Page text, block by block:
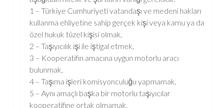
1 – Türkiye Cumhuriyeti vatandaşı ve medeni hakları
kullanma ehliyetine sahip gerçek kişi veya kamu ya da
özel hukuk tüzel kişisi olmak,
2 – Taşıyıcılık işi ile iştigal etmek,
3 – Kooperatifin amacına uygun motorlu aracı
bulunmak,
4 – Taşıma işleri komisyonculuğu yapmamak,
5 – Aynı amaçlı başka bir motorlu taşıyıcılar
kooperatifine ortak olmamak,